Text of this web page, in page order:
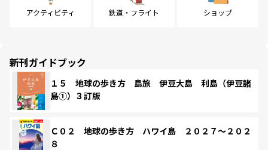
アクティビティ 鉄道・フライト ショップ
新刊ガイドブック
１５ 地球の歩き方 島旅 伊豆大島 利島（伊豆諸
島①）３訂版
Ｃ０２ 地球の歩き方 ハワイ島 ２０２７～２０２
８